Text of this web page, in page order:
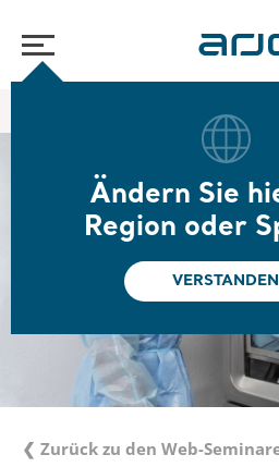
Ändern Sie
Region oder
VERSTANDEN
Web-Seminare und E-
❮ Zurück zu den Web-